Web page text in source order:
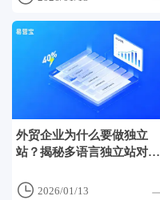
外贸企业为什么要做独立
站？揭秘多语言独立站对品
 2026/01/13